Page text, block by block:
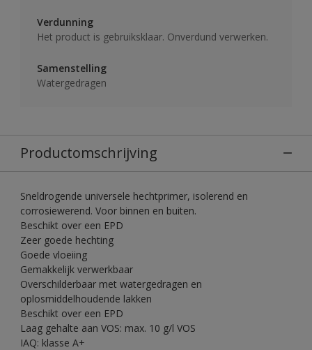
Verdunning
Het product is gebruiksklaar. Onverdund verwerken.
Samenstelling
Watergedragen
Productomschrijving
Sneldrogende universele hechtprimer, isolerend en
corrosiewerend. Voor binnen en buiten.
Beschikt over een EPD
Zeer goede hechting
Goede vloeiing
Gemakkelijk verwerkbaar
Overschilderbaar met watergedragen en
oplosmiddelhoudende lakken
Beschikt over een EPD
Laag gehalte aan VOS: max. 10 g/l VOS
IAQ: klasse A+